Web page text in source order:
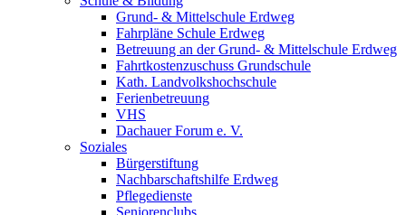
Grund- & Mittelschule Erdweg
Fahrpläne Schule Erdweg
Betreuung an der Grund- & Mittelschule Erdweg
Fahrtkostenzuschuss Grundschule
Kath. Landvolkshochschule
Ferienbetreuung
VHS
Dachauer Forum e. V.
Soziales
Bürgerstiftung
Nachbarschaftshilfe Erdweg
Pflegedienste
Seniorenclubs